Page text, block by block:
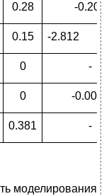
0.28 -
0.15 -2.812
0 -
0 -
0.381 -
моделирования